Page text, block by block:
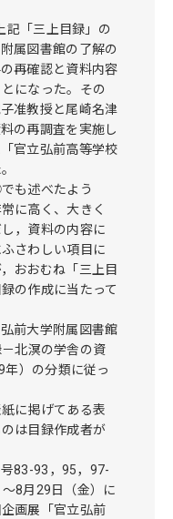
「三上目録」の
属図書館の了解の
再確認と資料内容
になった。その
准教授と尾崎名津
の再調査を実施し
官立弘前高等学校
も述べたよう
に高く、大きく
，資料の内容に
さわしい項目に
おおむね「三上目
の作成に当たって
前大学附属図書館
北溟の学舎の資
）の分類に従っ
に掲げてある表
は目録作成者が
83-93，95，97-
8月29日（金）に
画展「官立弘前